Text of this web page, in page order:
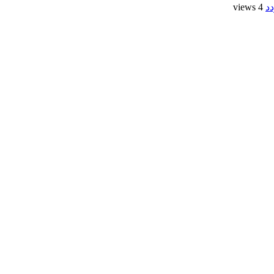
4 views